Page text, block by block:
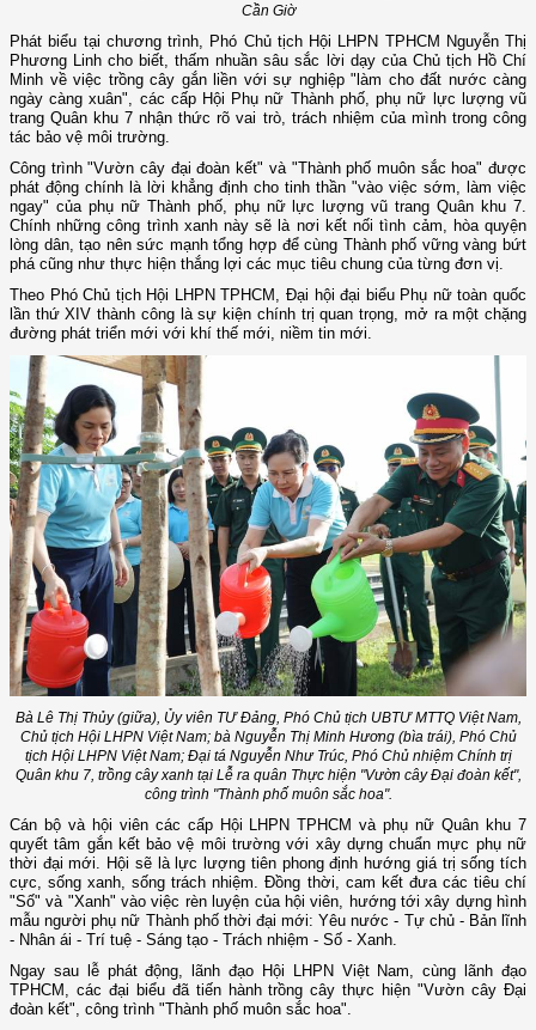
Cần Giờ
Phát biểu tại chương trình, Phó Chủ tịch Hội LHPN TPHCM Nguyễn Thị
Phương Linh cho biết, thấm nhuần sâu sắc lời dạy của Chủ tịch Hồ Chí
Minh về việc trồng cây gắn liền với sự nghiệp "làm cho đất nước càng
ngày càng xuân", các cấp Hội Phụ nữ Thành phố, phụ nữ lực lượng vũ
trang Quân khu 7 nhận thức rõ vai trò, trách nhiệm của mình trong công
tác bảo vệ môi trường.
Công trình "Vườn cây đại đoàn kết" và "Thành phố muôn sắc hoa" được
phát động chính là lời khẳng định cho tinh thần "vào việc sớm, làm việc
ngay" của phụ nữ Thành phố, phụ nữ lực lượng vũ trang Quân khu 7.
Chính những công trình xanh này sẽ là nơi kết nối tình cảm, hòa quyện
lòng dân, tạo nên sức mạnh tổng hợp để cùng Thành phố vững vàng bứt
phá cũng như thực hiện thắng lợi các mục tiêu chung của từng đơn vị.
Theo Phó Chủ tịch Hội LHPN TPHCM, Đại hội đại biểu Phụ nữ toàn quốc
lần thứ XIV thành công là sự kiện chính trị quan trọng, mở ra một chặng
đường phát triển mới với khí thế mới, niềm tin mới.
Bà Lê Thị Thủy (giữa), Ủy viên TƯ Đảng, Phó Chủ tịch UBTƯ MTTQ Việt Nam,
Chủ tịch Hội LHPN Việt Nam; bà Nguyễn Thị Minh Hương (bìa trái), Phó Chủ
tịch Hội LHPN Việt Nam; Đại tá Nguyễn Như Trúc, Phó Chủ nhiệm Chính trị
Quân khu 7, trồng cây xanh tại Lễ ra quân Thực hiện "Vườn cây Đại đoàn kết",
công trình "Thành phố muôn sắc hoa".
Cán bộ và hội viên các cấp Hội LHPN TPHCM và phụ nữ Quân khu 7
quyết tâm gắn kết bảo vệ môi trường với xây dựng chuẩn mực phụ nữ
thời đại mới. Hội sẽ là lực lượng tiên phong định hướng giá trị sống tích
cực, sống xanh, sống trách nhiệm. Đồng thời, cam kết đưa các tiêu chí
"Số" và "Xanh" vào việc rèn luyện của hội viên, hướng tới xây dựng hình
mẫu người phụ nữ Thành phố thời đại mới: Yêu nước - Tự chủ - Bản lĩnh
- Nhân ái - Trí tuệ - Sáng tạo - Trách nhiệm - Số - Xanh.
Ngay sau lễ phát động, lãnh đạo Hội LHPN Việt Nam, cùng lãnh đạo
TPHCM, các đại biểu đã tiến hành trồng cây thực hiện "Vườn cây Đại
đoàn kết", công trình "Thành phố muôn sắc hoa".